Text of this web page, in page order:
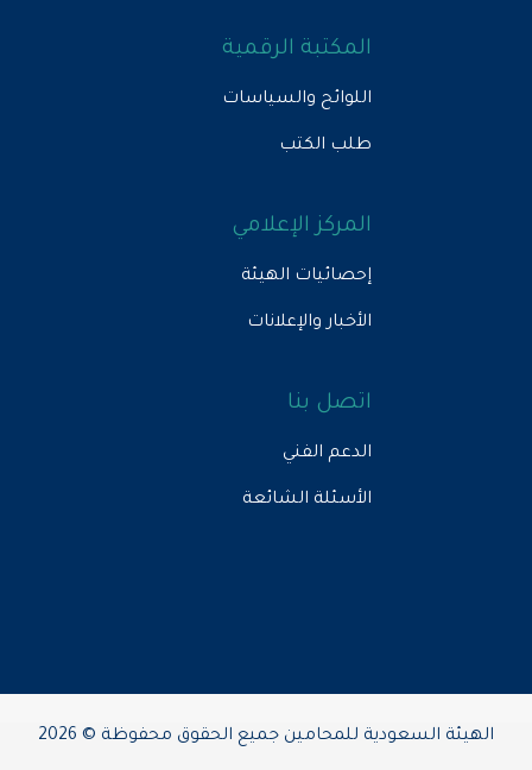
المكتبة الرقمية
اللوائح والسياسات
طلب الكتب
المركز الإعلامي
إحصائيات الهيئة
الأخبار والإعلانات
اتصل بنا
الدعم الفني
الأسئلة الشائعة
الهيئة السعودية للمحامين جميع الحقوق محفوظة © 2026